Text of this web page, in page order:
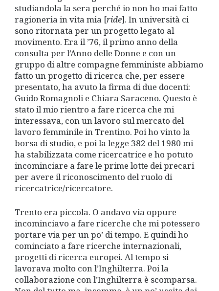
studiandola la sera perché io non ho mai fatto
ragioneria in vita mia [ride]. In università ci
sono ritornata per un progetto legato al
movimento. Era il ’76, il primo anno della
consulta per l’Anno delle Donne e con un
gruppo di altre compagne femministe abbiamo
fatto un progetto di ricerca che, per essere
presentato, ha avuto la firma di due docenti:
Guido Romagnoli e Chiara Saraceno. Questo è
stato il mio rientro a fare ricerca che mi
interessava, con un lavoro sul mercato del
lavoro femminile in Trentino. Poi ho vinto la
borsa di studio, e poi la legge 382 del 1980 mi
ha stabilizzata come ricercatrice e ho potuto
incominciare a fare le prime lotte dei precari
per avere il riconoscimento del ruolo di
ricercatrice/ricercatore.
Trento era piccola. O andavo via oppure
incominciavo a fare ricerche che mi potessero
portare via per un po’ di tempo. E quindi ho
cominciato a fare ricerche internazionali,
progetti di ricerca europei. Al tempo si
lavorava molto con l’Inghilterra. Poi la
collaborazione con l’Inghilterra è scomparsa.